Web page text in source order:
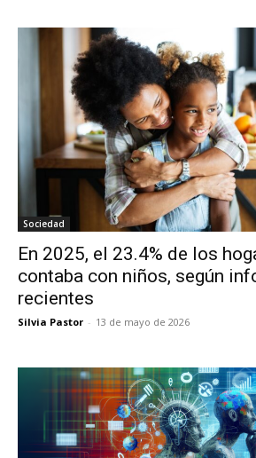
Sociedad
En 2025, el 23.4% de los
contaba con niños, según
recientes
Silvia Pastor - 13 de mayo de 2026